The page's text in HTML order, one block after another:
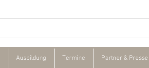
Ausbildung Termine Partner & Presse